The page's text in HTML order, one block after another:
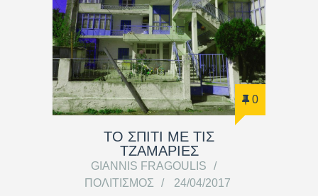
0
ΤΟ ΣΠΙΤΙ ΜΕ ΤΙΣ
ΤΖΑΜΑΡΙΕΣ
GIANNIS FRAGOULIS
ΠΟΛΙΤΙΣΜΌΣ
24/04/2017